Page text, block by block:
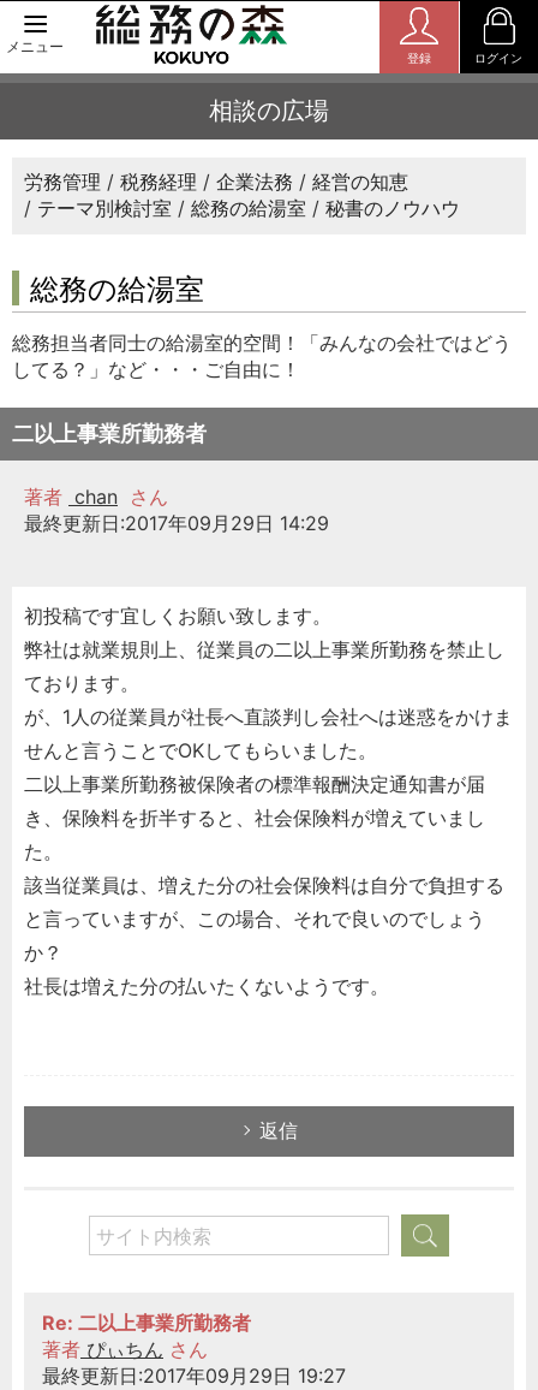
メニュー
登録 ログイン
相談の広場
労務管理 税務経理 企業法務
経営の知恵
テーマ別検討室
総務の給湯室 秘書のノウハウ
総務の給湯室
総務担当者同士の給湯室的空間！「みんなの会社ではどう
してる？」など・・・ご自由に！
二以上事業所勤務者
著者 chan
さん
最終更新日:2017年09月29日 14:29
初投稿です宜しくお願い致します。
弊社は就業規則上、従業員の二以上事業所勤務を禁止し
ております。
が、1人の従業員が社長へ直談判し会社へは迷惑をかけま
せんと言うことでOKしてもらいました。
二以上事業所勤務被保険者の標準報酬決定通知書が届
き、保険料を折半すると、社会保険料が増えていまし
た。
該当従業員は、増えた分の社会保険料は自分で負担する
と言っていますが、この場合、それで良いのでしょう
か？
社長は増えた分の払いたくないようです。
返信
Re: 二以上事業所勤務者
著者 ぴぃちん さん
最終更新日:2017年09月29日 19:27